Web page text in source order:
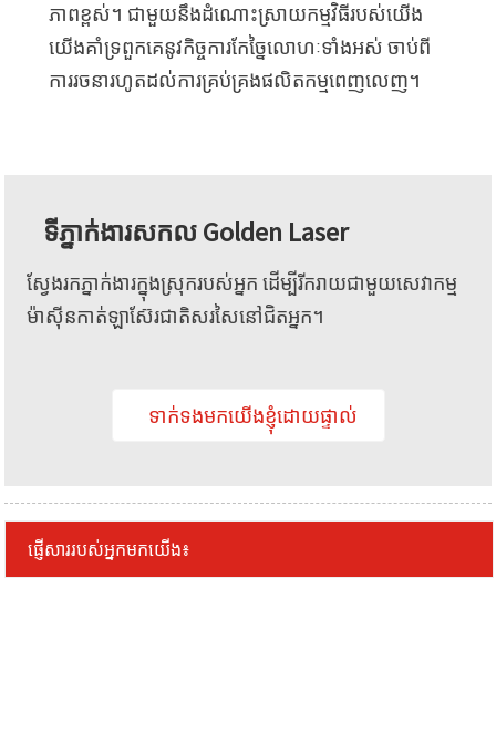
ភាពខ្ពស់។ ជាមួយនឹងដំណោះស្រាយកម្មវិធីរបស់យើង
យើងគាំទ្រពួកគេនូវកិច្ចការកែច្នៃលោហៈទាំងអស់ ចាប់ពី
ការរចនារហូតដល់ការគ្រប់គ្រងផលិតកម្មពេញលេញ។
ទីភ្នាក់ងារសកល Golden Laser
ស្វែងរកភ្នាក់ងារក្នុងស្រុករបស់អ្នក ដើម្បីរីករាយជាមួយសេវាកម្ម
ម៉ាស៊ីនកាត់ឡាស៊ែរជាតិសរសៃនៅជិតអ្នក។
ទាក់ទងមកយើងខ្ញុំដោយផ្ទាល់
ផ្ញើសាររបស់អ្នកមកយើង៖